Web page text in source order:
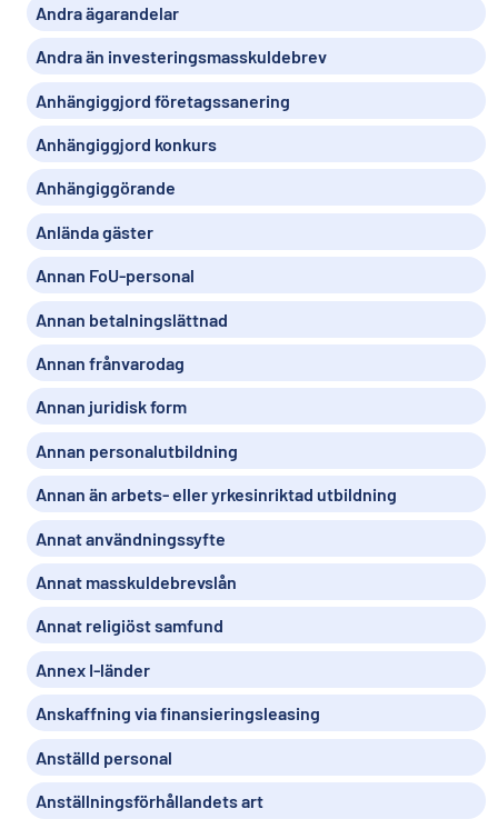
Andra ägarandelar
Andra än investeringsmasskuldebrev
Anhängiggjord företagssanering
Anhängiggjord konkurs
Anhängiggörande
Anlända gäster
Annan FoU-personal
Annan betalningslättnad
Annan frånvarodag
Annan juridisk form
Annan personalutbildning
Annan än arbets- eller yrkesinriktad utbildning
Annat användningssyfte
Annat masskuldebrevslån
Annat religiöst samfund
Annex I-länder
Anskaffning via finansieringsleasing
Anställd personal
Anställningsförhållandets art